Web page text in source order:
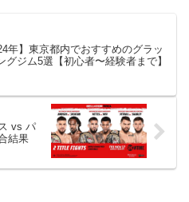
年】東京都内でおすすめのグラッ
グジム5選【初心者〜経験者まで】
vs パ
結果